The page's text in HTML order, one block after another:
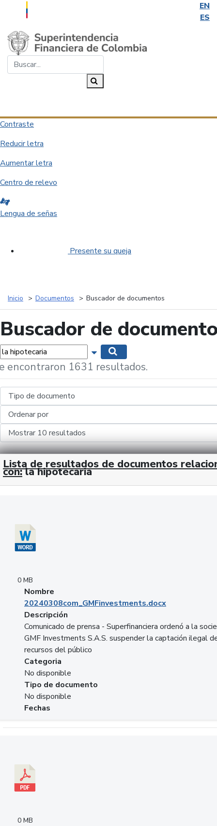
EN
ES
Saltar al contenido principal
Contraste
Reducir letra
Aumentar letra
Centro de relevo
Lengua de señas
Presente su queja
Inicio Documentos Buscador de documentos
Buscador de
Mostrar opciones de búsqueda
encontraron 1631 resultados.
Lista de resultados de documentos
con: la hipotecaria
0 MB
Nombre
20240308com_GMFinvestments.docx
Descripción
Comunicado de prensa - Superfinanciera ordenó a la
GMF Investments S.A.S. suspender la captación ilegal
recursos del público
Categoria
No disponible
Tipo de documento
No disponible
Fechas
0 MB